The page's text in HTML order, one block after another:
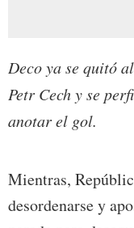
Deco ya se quitó
Petr Cech y se
anotar el gol.
Mientras,
desordenarse y